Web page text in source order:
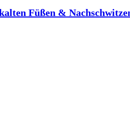
Füßen &